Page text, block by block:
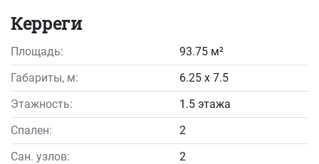
Керреги
Площадь:
93.75 м²
Габариты, м:
6.25 x 7.5
Этажность:
1.5 этажа
Спален:
2
Сан. узлов:
2